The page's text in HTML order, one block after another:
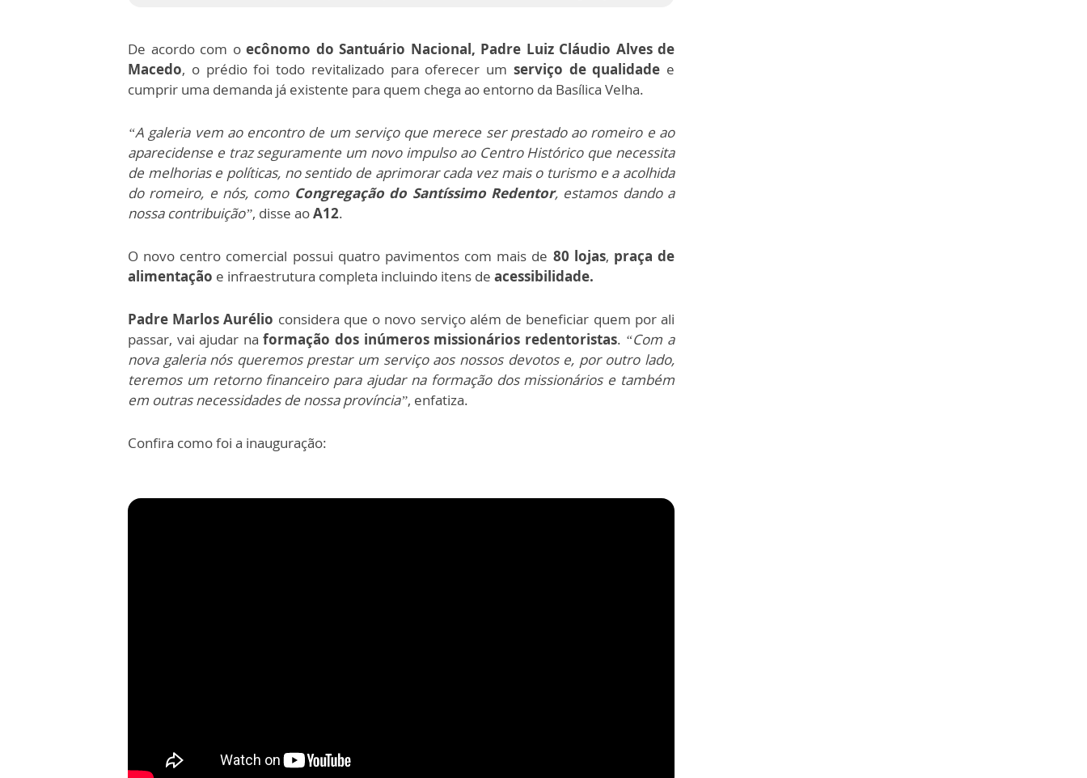
De acordo com oecônomo do Santuário Nacional, Padre Luiz Cláudio Alves de
Macedo, o prédio foi todo revitalizado para oferecer um serviço de qualidade e
cumprir uma demanda já existente para quem chega ao entorno da Basílica Velha.
“A galeria vem ao encontro de um serviço que merece ser prestado ao romeiro e ao
aparecidense e traz seguramente um novo impulso ao Centro Histórico que necessita
de melhorias e políticas, no sentido de aprimorar cada vez mais o turismo e a acolhida
do romeiro, e nós, como Congregação do Santíssimo Redentor, estamos dando a
nossa contribuição”, disse aoA12.
O novo centro comercial possui quatro pavimentos com mais de 80 lojas, praça de
alimentação e infraestrutura completa incluindo itens de acessibilidade.
Padre Marlos Aurélio considera que o novo serviço além de beneficiar quem por ali
passar, vai ajudar naformação dos inúmeros missionários redentoristas. “Com a
nova galeria nós queremos prestar um serviço aos nossos devotos e, por outro lado,
teremos um retorno financeiro para ajudar na formação dos missionários e também
em outras necessidades de nossa província”, enfatiza.
Confira como foi a inauguração: